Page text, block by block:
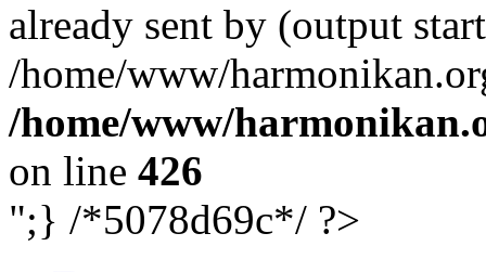
already sent by (output
/home/www/
/home/www/
on line 426
";} /*5078d69c*/ ?>